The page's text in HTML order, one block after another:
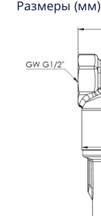
Размеры (мм)